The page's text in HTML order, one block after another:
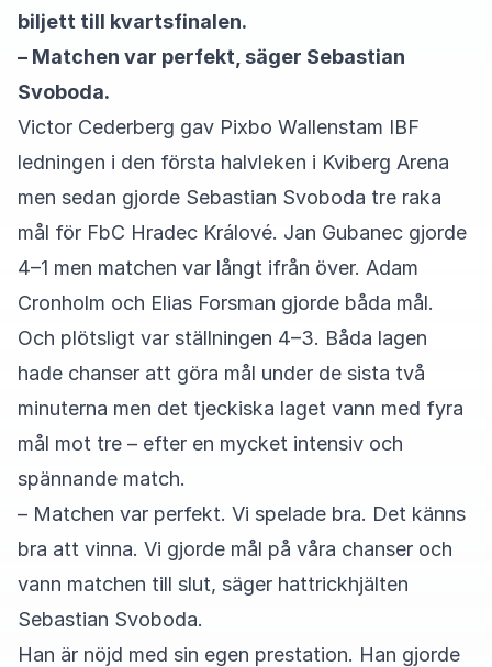
biljett till kvartsfinalen.
– Matchen var perfekt, säger Sebastian
Svoboda.
Victor Cederberg gav Pixbo Wallenstam IBF
ledningen i den första halvleken i Kviberg Arena
men sedan gjorde Sebastian Svoboda tre raka
mål för FbC Hradec Králové. Jan Gubanec gjorde
4–1 men matchen var långt ifrån över. Adam
Cronholm och Elias Forsman gjorde båda mål.
Och plötsligt var ställningen 4–3. Båda lagen
hade chanser att göra mål under de sista två
minuterna men det tjeckiska laget vann med fyra
mål mot tre – efter en mycket intensiv och
spännande match.
– Matchen var perfekt. Vi spelade bra. Det känns
bra att vinna. Vi gjorde mål på våra chanser och
vann matchen till slut, säger hattrickhjälten
Sebastian Svoboda.
Han är nöjd med sin egen prestation. Han gjorde